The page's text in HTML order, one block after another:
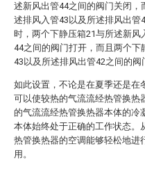
述新风出管44之间的阀门关闭，
述排风入管43以及所述排风出管
时，两个下静压箱21与所述新风
44之间的阀门打开，而且两个下
43以及所述排风出管42之间的阀
如此设置，不论是在夏季还是在
可以使较热的气流流经热管换热
的气流流经热管换热器本体的冷
本体始终处于正确的工作状态。
热管换热器的空调能够轻松地进
用。